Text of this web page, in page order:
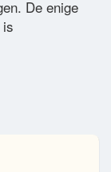
De enige